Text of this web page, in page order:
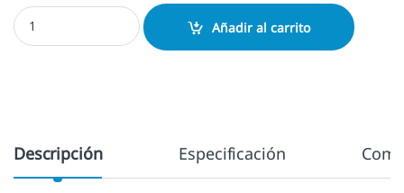
Exlibris Quirubín cantidad
Añadir al carrito
Descripción Especificación